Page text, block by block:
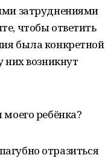
затруднениями
чтобы ответить
была конкретной
них возникнут
ребёнка?
отразиться